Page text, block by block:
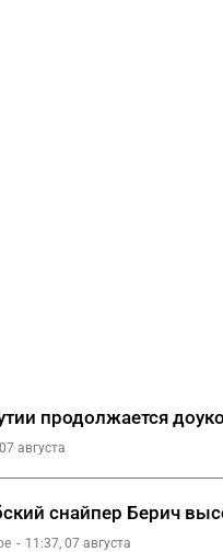
продолжается
августа
снайпер Берич
11:37, 07 августа